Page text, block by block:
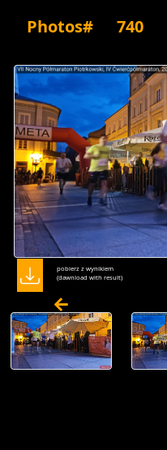
Photos# 740
pobierz z wynikiem
(dawnload with result)